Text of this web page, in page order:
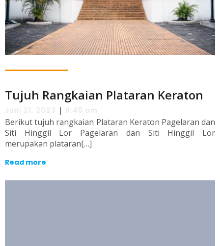
Tujuh Rangkaian Plataran Keraton
|
Berikut tujuh rangkaian Plataran Keraton Pagelaran dan
Siti Hinggil Lor Pagelaran dan Siti Hinggil Lor
merupakan plataran[…]
Read more